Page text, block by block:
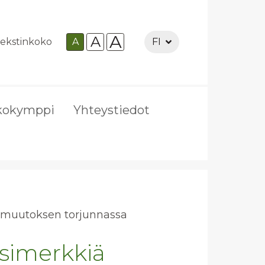
A A A FI
Yhteystiedot
tor­jun­nas­sa